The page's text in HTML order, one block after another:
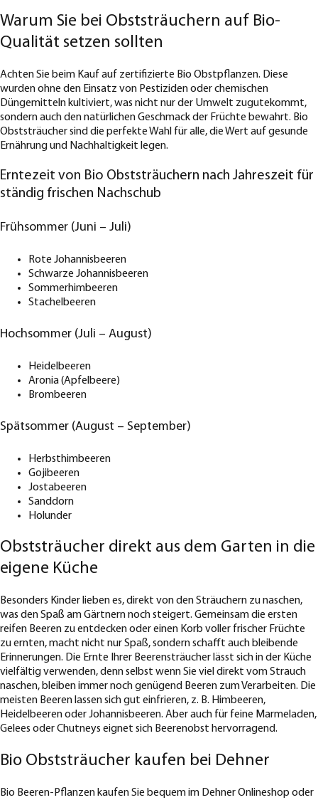
Warum Sie bei Obststräuchern auf Bio-
Qualität setzen sollten
Achten Sie beim Kauf auf zertifizierte Bio Obstpflanzen. Diese
wurden ohne den Einsatz von Pestiziden oder chemischen
Düngemitteln kultiviert, was nicht nur der Umwelt zugutekommt,
sondern auch den natürlichen Geschmack der Früchte bewahrt. Bio
Obststräucher sind die perfekte Wahl für alle, die Wert auf gesunde
Ernährung und Nachhaltigkeit legen.
Erntezeit von Bio Obststräuchern nach Jahreszeit für
ständig frischen Nachschub
Frühsommer (Juni – Juli)
Rote Johannisbeeren
Schwarze Johannisbeeren
Sommerhimbeeren
Stachelbeeren
Hochsommer (Juli – August)
Heidelbeeren
Aronia (Apfelbeere)
Brombeeren
Spätsommer (August – September)
Herbsthimbeeren
Gojibeeren
Jostabeeren
Sanddorn
Holunder
Obststräucher direkt aus dem Garten in die
eigene Küche
Besonders Kinder lieben es, direkt von den Sträuchern zu naschen,
was den Spaß am Gärtnern noch steigert. Gemeinsam die ersten
reifen Beeren zu entdecken oder einen Korb voller frischer Früchte
zu ernten, macht nicht nur Spaß, sondern schafft auch bleibende
Erinnerungen. Die Ernte Ihrer Beerensträucher lässt sich in der Küche
vielfältig verwenden, denn selbst wenn Sie viel direkt vom Strauch
naschen, bleiben immer noch genügend Beeren zum Verarbeiten. Die
meisten Beeren lassen sich gut einfrieren, z. B. Himbeeren,
Heidelbeeren oder Johannisbeeren. Aber auch für feine Marmeladen,
Gelees oder Chutneys eignet sich Beerenobst hervorragend.
Bio Obststräucher kaufen bei Dehner
Bio Beeren-Pflanzen kaufen Sie bequem im Dehner Onlineshop oder